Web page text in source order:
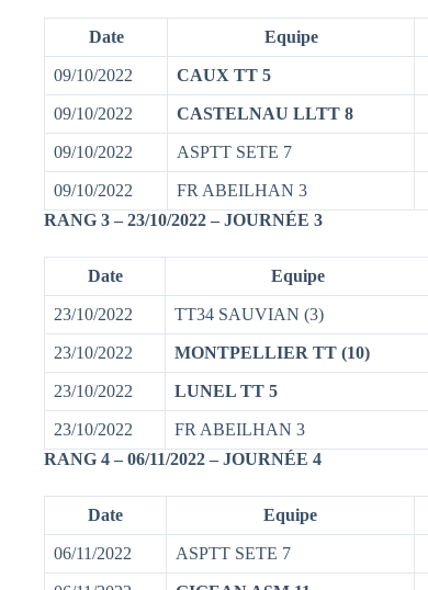
Date Equipe
09/10/2022 CAUX TT 5
09/10/2022 CASTELNAU LLTT 8
09/10/2022 ASPTT SETE 7
09/10/2022 FR ABEILHAN 3
RANG 3 – 23/10/2022 – JOURNÉE 3
Date Equipe
23/10/2022 TT34 SAUVIAN (3)
23/10/2022 MONTPELLIER TT (10)
23/10/2022 LUNEL TT 5
23/10/2022 FR ABEILHAN 3
RANG 4 – 06/11/2022 – JOURNÉE 4
Date Equipe
06/11/2022 ASPTT SETE 7